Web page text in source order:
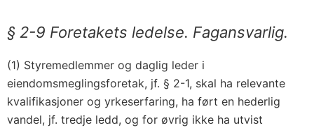
§ 2-9 Foretakets ledelse. Fagansvarlig.
(1) Styremedlemmer og daglig leder i
eiendomsmeglingsforetak, jf. § 2-1, skal ha relevante
kvalifikasjoner og yrkeserfaring, ha ført en hederlig
vandel, jf. tredje ledd, og for øvrig ikke ha utvist